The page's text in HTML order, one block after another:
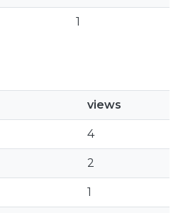
1
views
4
2
1